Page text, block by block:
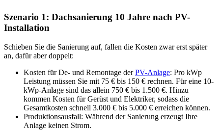
Szenario 1: Dachsanierung 10 Jahre nach PV-
Installation
Schieben Sie die Sanierung auf, fallen die Kosten zwar erst später
an, dafür aber doppelt:
Kosten für De- und Remontage derPV-Anlage: Pro kWp
Leistung müssen Sie mit 75 € bis 150 € rechnen. Für eine 10-
kWp-Anlage sind das allein 750 € bis 1.500 €. Hinzu
kommen Kosten für Gerüst und Elektriker, sodass die
Gesamtkosten schnell 3.000 € bis 5.000 € erreichen können.
Produktionsausfall: Während der Sanierung erzeugt Ihre
Anlage keinen Strom.